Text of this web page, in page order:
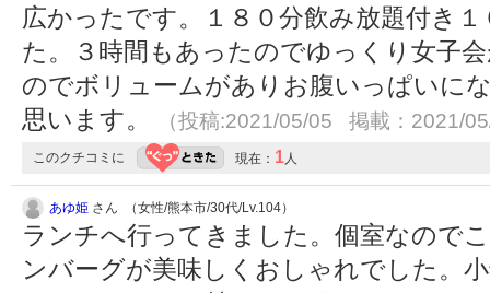
広かったです。１８０分飲み放題付き
た。３時間もあったのでゆっくり女子
のでボリュームがありお腹いっぱいに
思います。
（投稿:2021/05/05 掲載：2021/
このクチコミに 現在： 1人
あゆ姫 さん （女性/熊本市/30代/Lv.104）
ランチへ行ってきました。個室なので
ンバーグが美味しくおしゃれでした。